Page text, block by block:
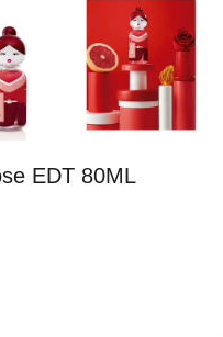
EDT 80ML